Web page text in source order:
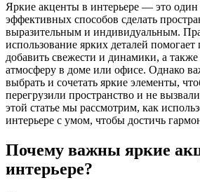
Яркие акценты в интерьере — это
эффективных способов сделать
выразительным и индивидуальным.
использование ярких деталей помогает
добавить свежести и динамики, а также
атмосферу в доме или офисе. Однако
выбрать и сочетать яркие элементы,
перегрузили пространство и не
этой статье мы рассмотрим, как
интерьере с умом, чтобы достичь
Почему важны яркие
интерьере?